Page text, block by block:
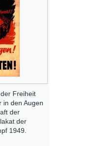
Freiheit
in den Augen
der
der
1949.